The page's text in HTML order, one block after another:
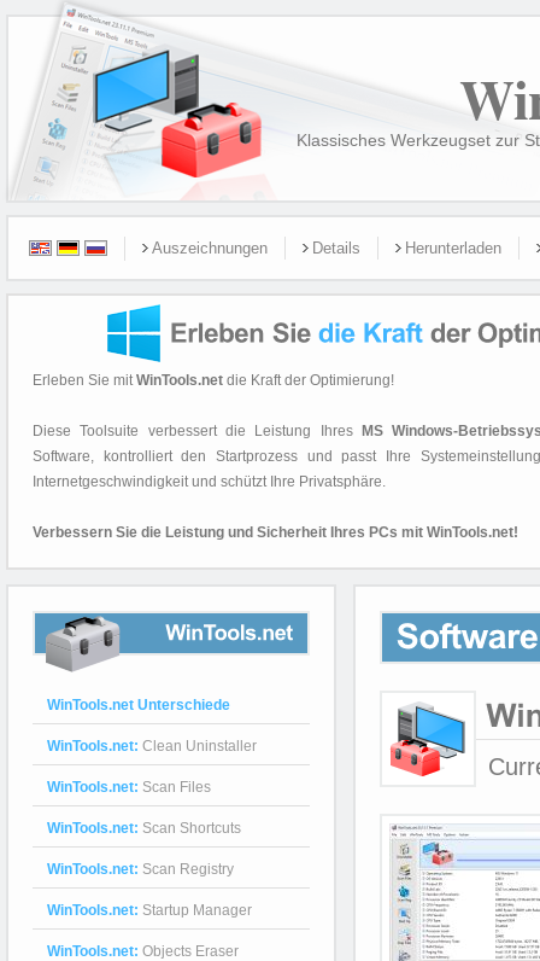
Klassisches Werkzeugset zur
Auszeichnungen Details Herunterladen
Erleben Sie mitWinTools.net die Kraft der Optimierung!
Diese Toolsuite verbessert die Leistung Ihres
MS Windows-
Software, kontrolliert den Startprozess und passt Ihre
Internetgeschwindigkeit und schützt Ihre Privatsphäre.
Verbessern Sie die Leistung und Sicherheit Ihres PCs mit WinTools.net!
WinTools.net Unterschiede
WinTools.net: Clean Uninstaller
WinTools.net: Scan Files
WinTools.net: Scan Shortcuts
WinTools.net: Scan Registry
WinTools.net: Startup Manager
WinTools.net: Objects Eraser